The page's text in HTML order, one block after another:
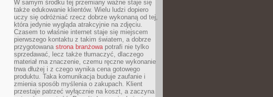
W samym środku tej przemiany ważne staje się
także edukowanie klientów. Wielu ludzi dopiero
uczy się odróżniać rzecz dobrze wykonaną od tej,
która jedynie wygląda atrakcyjnie na zdjęciu.
Czasem to właśnie internet staje się miejscem
pierwszego kontaktu z takim światem, a dobrze
przygotowana strona branżowapotrafi nie tylko
sprzedawać, lecz także tłumaczyć, dlaczego
materiał ma znaczenie, czemu ręczne wykonanie
trwa dłużej i z czego wynika cena gotowego
produktu. Taka komunikacja buduje zaufanie i
zmienia sposób myślenia o zakupach. Klient
przestaje patrzeć wyłącznie na koszt, a zaczyna